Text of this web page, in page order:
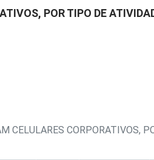
POR TIPO DE
CELULARES CORPORATIVOS,